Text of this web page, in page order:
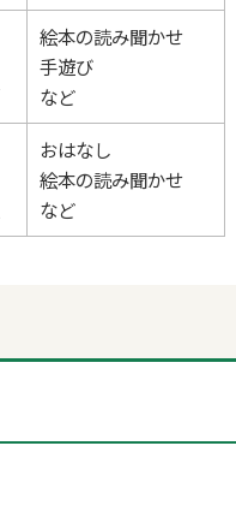
絵本の読み聞かせ
手遊び
など
おはなし
絵本の読み聞かせ
など